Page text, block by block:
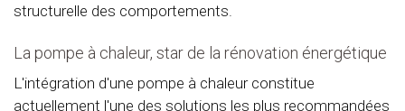
structurelle des comportements.
La pompe à chaleur, star de la rénovation énergétique
L'intégration d'une pompe à chaleur constitue
actuellement l'une des solutions les plus recommandées